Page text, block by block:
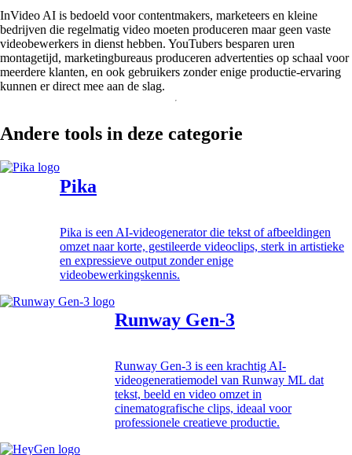
InVideo AI is bedoeld voor contentmakers, marketeers en kleine
bedrijven die regelmatig video moeten produceren maar geen vaste
videobewerkers in dienst hebben. YouTubers besparen uren
montagetijd, marketingbureaus produceren advertenties op schaal voor
meerdere klanten, en ook gebruikers zonder enige productie-ervaring
kunnen er direct mee aan de slag.
Andere tools in deze categorie
Pika
Pika is een AI-videogenerator die tekst of afbeeldingen
omzet naar korte, gestileerde videoclips, sterk in artistieke
en expressieve output zonder enige
videobewerkingskennis.
Runway Gen-3
Runway Gen-3 is een krachtig AI-
videogeneratiemodel van Runway ML dat
tekst, beeld en video omzet in
cinematografische clips, ideaal voor
professionele creatieve productie.